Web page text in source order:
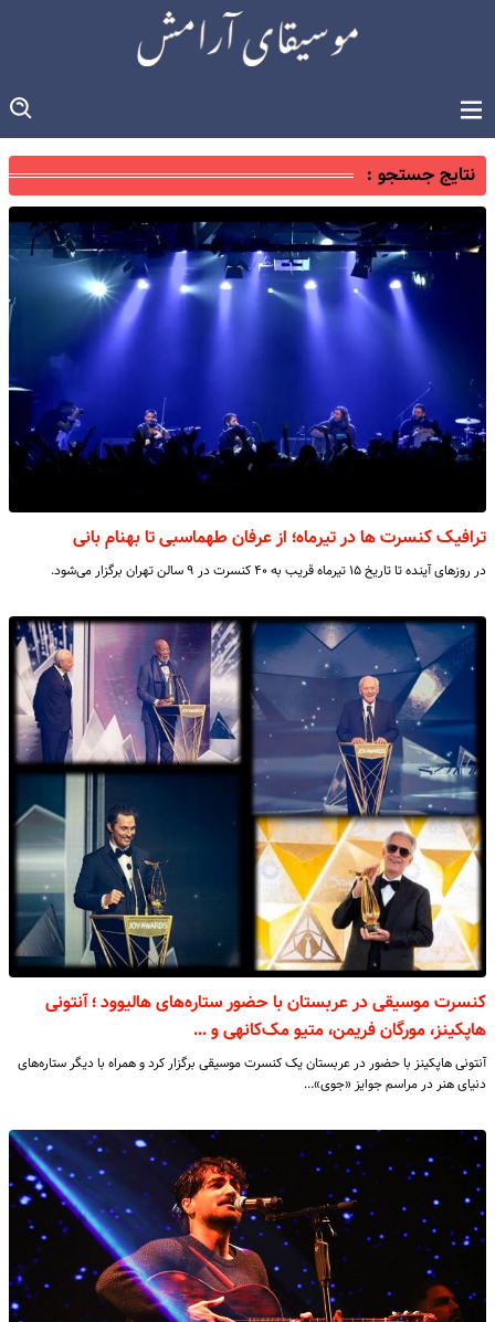
نتایج جستجو :
ترافیک کنسرت ها در تیرماه؛ از عرفان طهماسبی تا بهنام بانی
در روزهای آینده تا تاریخ ۱۵ تیرماه قریب به ۴۰ کنسرت در ۹ سالن تهران برگزار می‌شود.
کنسرت موسیقی در عربستان با حضور ستاره‌های هالیوود ؛ آنتونی
هاپکینز، مورگان فریمن، متیو مک‌کانهی و ...
آنتونی هاپکینز با حضور در عربستان یک کنسرت موسیقی برگزار کرد و همراه با دیگر ستاره‌های
دنیای هنر در مراسم جوایز «جوی»…